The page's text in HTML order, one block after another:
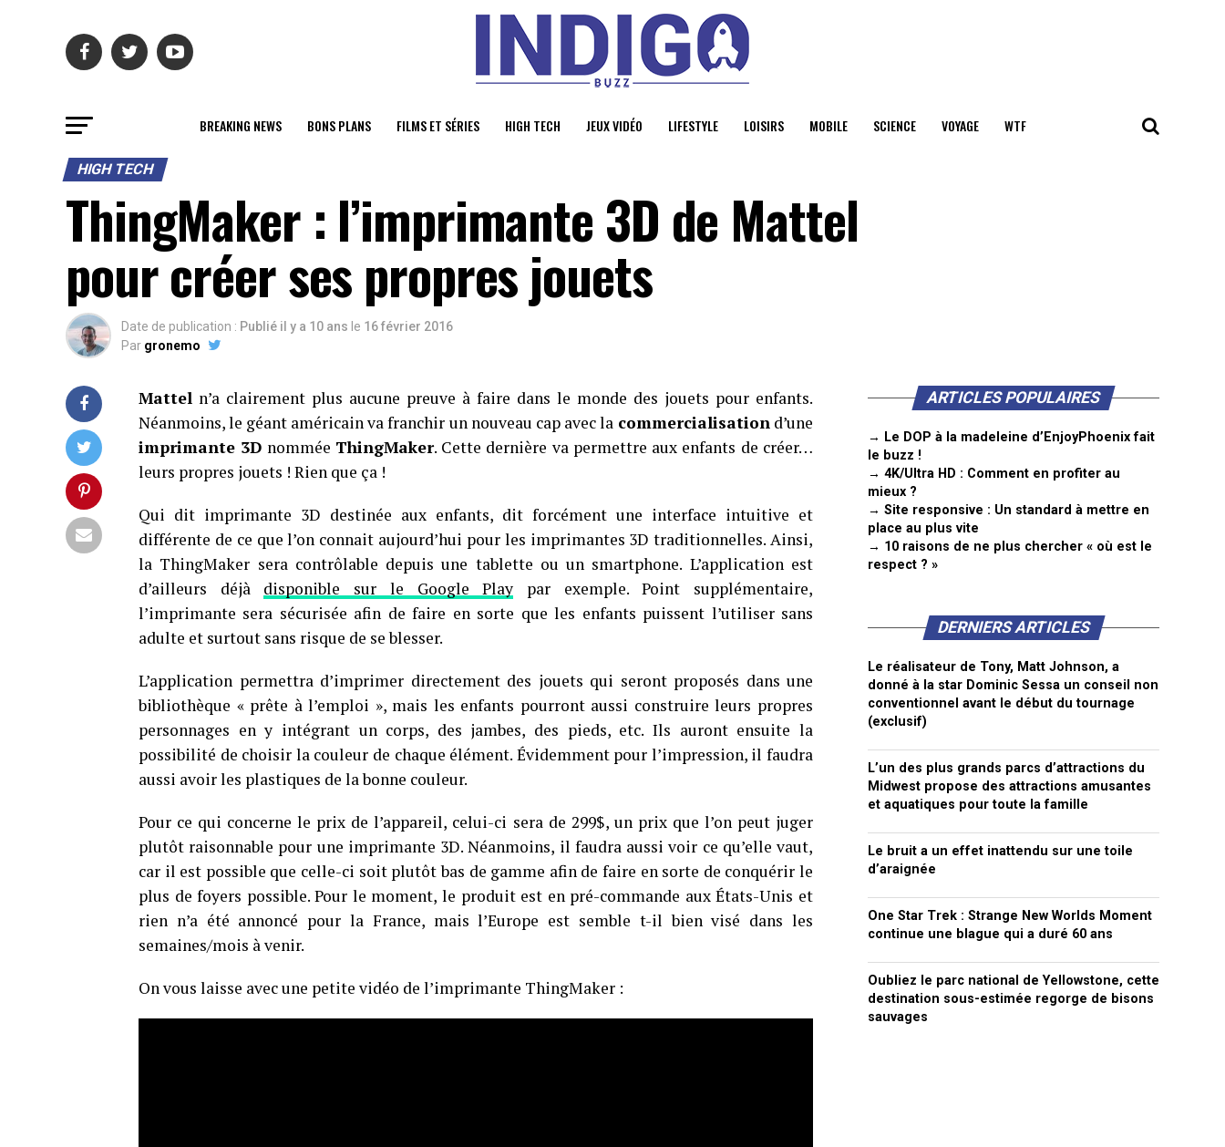
BREAKING NEWS BONS PLANS FILMS ET SÉRIES HIGH TECH JEUX VIDÉO LIFESTYLE LOISIRS MOBILE SCIENCE VOYAGE WTF
HIGH TECH
ThingMaker : l’imprimante 3D de Mattel
pour créer ses propres jouets
Date de publication : Publié il y a 10 ans le 16 février 2016
Par gronemo
Mattel n’a clairement plus aucune preuve à faire dans le monde des jouets pour enfants.
Néanmoins, le géant américain va franchir un nouveau cap avec lacommercialisationd’une
imprimante 3D nommée ThingMaker. Cette dernière va permettre aux enfants de créer…
leurs propres jouets ! Rien que ça !
Qui dit imprimante 3D destinée aux enfants, dit forcément une interface intuitive et
différente de ce que l’on connait aujourd’hui pour les imprimantes 3D traditionnelles. Ainsi,
la ThingMaker sera contrôlable depuis une tablette ou un smartphone. L’application est
d’ailleurs déjà disponible sur le Google Play par exemple. Point supplémentaire,
l’imprimante sera sécurisée afin de faire en sorte que les enfants puissent l’utiliser sans
adulte et surtout sans risque de se blesser.
L’application permettra d’imprimer directement des jouets qui seront proposés dans une
bibliothèque « prête à l’emploi », mais les enfants pourront aussi construire leurs propres
personnages en y intégrant un corps, des jambes, des pieds, etc. Ils auront ensuite la
possibilité de choisir la couleur de chaque élément. Évidemment pour l’impression, il faudra
aussi avoir les plastiques de la bonne couleur.
Pour ce qui concerne le prix de l’appareil, celui-ci sera de 299$, un prix que l’on peut juger
plutôt raisonnable pour une imprimante 3D. Néanmoins, il faudra aussi voir ce qu’elle vaut,
car il est possible que celle-ci soit plutôt bas de gamme afin de faire en sorte de conquérir le
plus de foyers possible. Pour le moment, le produit est en pré-commande aux États-Unis et
rien n’a été annoncé pour la France, mais l’Europe est semble t-il bien visé dans les
semaines/mois à venir.
On vous laisse avec une petite vidéo de l’imprimante ThingMaker :
ARTICLES POPULAIRES
→ Le DOP à la madeleine d’EnjoyPhoenix fait
le buzz !
→ 4K/Ultra HD : Comment en profiter au
mieux ?
→ Site responsive : Un standard à mettre en
place au plus vite
→ 10 raisons de ne plus chercher « où est le
respect ? »
DERNIERS ARTICLES
Le réalisateur de Tony, Matt Johnson, a
donné à la star Dominic Sessa un conseil non
conventionnel avant le début du tournage
(exclusif)
L’un des plus grands parcs d’attractions du
Midwest propose des attractions amusantes
et aquatiques pour toute la famille
Le bruit a un effet inattendu sur une toile
d’araignée
One Star Trek : Strange New Worlds Moment
continue une blague qui a duré 60 ans
Oubliez le parc national de Yellowstone, cette
destination sous-estimée regorge de bisons
sauvages